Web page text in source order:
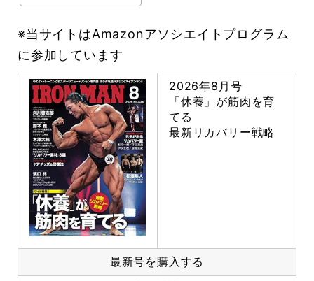
※当サイトはAmazonアソシエイトプログラム
に参加しています
2026年8月号
「休養」が筋肉を育
てる
最新リカバリー戦略
最新号を購入する